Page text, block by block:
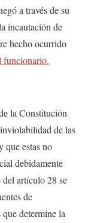
a través de su
incautación de
hecho ocurrido
funcionario.
la Constitución
de las
que estas no
debidamente
artículo 28 se
de
determine la